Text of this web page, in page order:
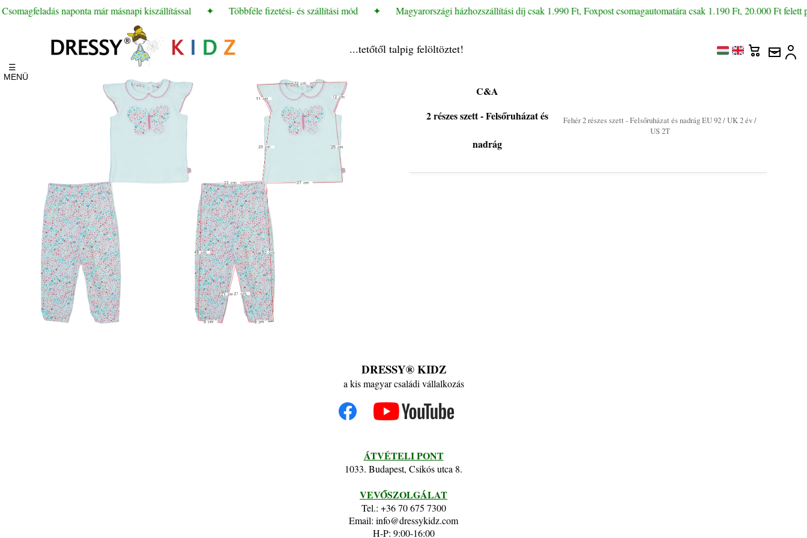
naponta már másnapi kiszállítással ✦ Többféle fizetési- és szállítási mód ✦ Magyarországi házhozszállítási díj csak 1.990 Ft, Foxpost csomagautomatára csak 1.190 Ft, 20.000 Ft felett
☰
MENÜ
...tetőtől talpig felöltöztet!
C&A
2 részes szett - Felsőruházat és
nadrág
Fehér 2 részes szett - Felsőruházat és nadrág EU 92 / UK 2 év /
US 2T
DRESSY® KIDZ
a kis magyar családi vállalkozás
ÁTVÉTELI PONT
1033. Budapest, Csikós utca 8.
VEVŐSZOLGÁLAT
Tel.: +36 70 675 7300
Email: info@dressykidz.com
H-P: 9:00-16:00